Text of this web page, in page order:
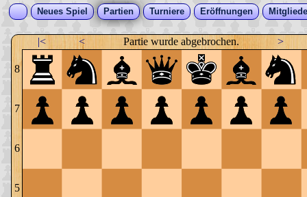
Neues Spiel Partien Turniere Eröffnungen
|< < Partie wurde abgebrochen. >
8
7
6
5